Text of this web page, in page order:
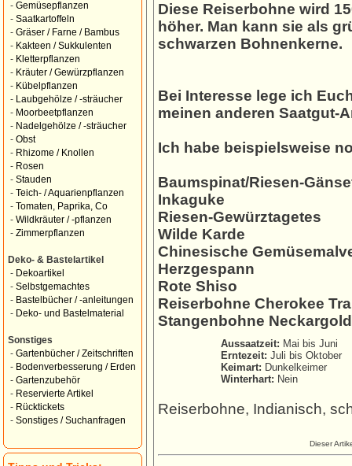
- Gemüsepflanzen
- Saatkartoffeln
- Gräser / Farne / Bambus
- Kakteen / Sukkulenten
- Kletterpflanzen
- Kräuter / Gewürzpflanzen
- Kübelpflanzen
-
Laubgehölze / -sträucher
- Moorbeetpflanzen
- Nadelgehölze / -sträucher
- Obst
- Rhizome / Knollen
- Rosen
- Stauden
- Teich- / Aquarienpflanzen
- Tomaten, Paprika, Co
- Wildkräuter / -pflanzen
- Zimmerpflanzen
Deko- & Bastelartikel
- Dekoartikel
- Selbstgemachtes
- Bastelbücher / -anleitungen
- Deko- und Bastelmaterial
Sonstiges
- Gartenbücher / Zeitschriften
- Bodenverbesserung / Erden
- Gartenzubehör
- Reservierte Artikel
- Rücktickets
- Sonstiges / Suchanfragen
Diese Reiserbohne wird
höher. Man kann sie als
schwarzen Bohnenkerne.
Bei Interesse lege ich
meinen anderen Saatgut-
Ich habe beispielsweise
Baumspinat/Riesen-
Inkaguke
Riesen-Gewürztagetes
Wilde Karde
Chinesische
Herzgespann
Rote Shiso
Reiserbohne Cherokee
Stangenbohne Neckargold
Aussaatzeit: Mai bis Juni
Erntezeit: Juli bis Oktober
Keimart: Dunkelkeimer
Winterhart: Nein
Reiserbohne, Indianisch,
Dieser